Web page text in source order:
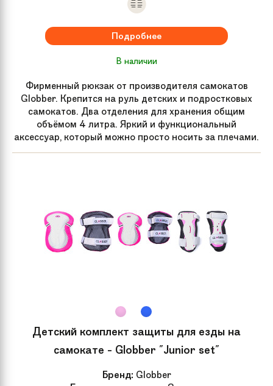
30 дней
Рекомендуемый
от 120 см
Для кого Для подростков, Для взрослых
4.2 кг
Артикул
FS-DS011M-Y-BK
Подшипник Abec 9
Компрессия
Трюковые
Подробнее
В наличии
Фирменный рюкзак от производителя самокатов
Globber. Крепится на руль детских и подростковых
самокатов. Два отделения для хранения общим
объёмом 4 литра. Яркий и функциональный
аксессуар, который можно просто носить за плечами.
Детский комплект защиты для езды на
самокате - Globber "Junior set"
Бренд: Globber